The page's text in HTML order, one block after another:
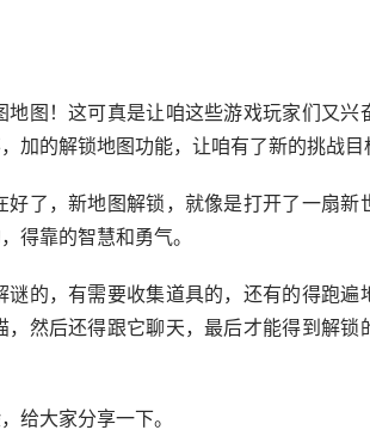
图！这可真是让咱这些游戏玩家们又兴
加的解锁地图功能，让咱有了新的挑战目
了，新地图解锁，就像是打开了一扇新
得靠的智慧和勇气。
的，有需要收集道具的，还有的得跑遍
然后还得跟它聊天，最后才能得到解锁
给大家分享一下。